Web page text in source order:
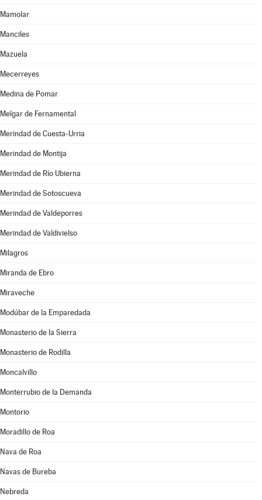
Mamolar
Manciles
Mazuela
Mecerreyes
Medina de Pomar
Melgar de Fernamental
Merindad de Cuesta-Urria
Merindad de Montija
Merindad de Río Ubierna
Merindad de Sotoscueva
Merindad de Valdeporres
Merindad de Valdivielso
Milagros
Miranda de Ebro
Miraveche
Modúbar de la Emparedada
Monasterio de la Sierra
Monasterio de Rodilla
Moncalvillo
Monterrubio de la Demanda
Montorio
Moradillo de Roa
Nava de Roa
Navas de Bureba
Nebreda